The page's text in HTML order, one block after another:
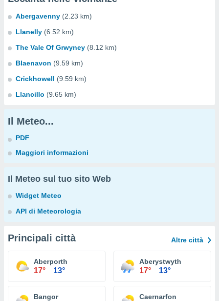
Abergavenny (2.23 km)
Llanelly (6.52 km)
The Vale Of Grwyney (8.12 km)
Blaenavon (9.59 km)
Crickhowell (9.59 km)
Llancillo (9.65 km)
Il Meteo...
PDF
Maggiori informazioni
Il Meteo sul tuo sito Web
Widget Meteo
API di Meteorologia
Principali città Altre città
Aberporth
17° 13°
Aberystwyth
17° 13°
Bangor Caernarfon